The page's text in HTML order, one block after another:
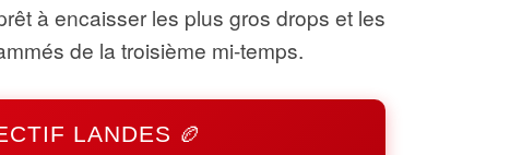
à encaisser les plus gros drops et les
de la troisième mi-temps.
LANDES 🏉